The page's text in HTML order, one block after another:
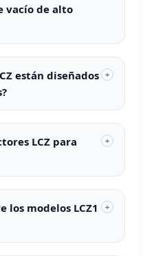
vacío de alto
están diseñados
+
LCZ para
+
los modelos LCZ1
+